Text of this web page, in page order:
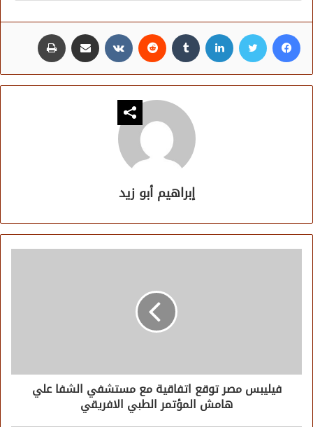
فيسبوك تويتر لينكدإن مشاركة عبر البريد
إبراهيم أبو زيد
فيليبس مصر توقع اتفاقية مع مستشفي الشفا علي
هامش المؤتمر الطبي الافريقي